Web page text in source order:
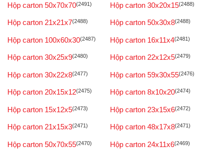
Hộp carton 50x70x70(2491) Hộp carton 30x20x15(2488)
Hộp carton 21x21x7(2488) Hộp carton 50x30x8(2488)
Hộp carton 100x60x30(2487) Hộp carton 16x11x4(2481)
Hộp carton 30x25x9(2480) Hộp carton 22x12x5(2479)
Hộp carton 30x22x8(2477) Hộp carton 59x30x55(2476)
Hộp carton 20x15x12(2475) Hộp carton 8x10x20(2474)
Hộp carton 15x12x5(2473) Hộp carton 23x15x6(2472)
Hộp carton 21x15x3(2471) Hộp carton 48x17x8(2471)
Hộp carton 50x70x55(2470) Hộp carton 24x11x6(2469)